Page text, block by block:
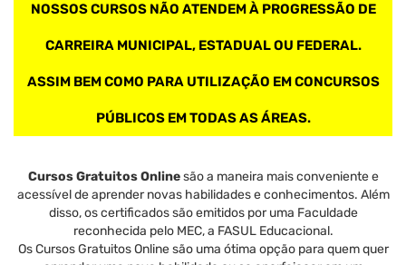
NOSSOS CURSOS NÃO ATENDEM À PROGRESSÃO DE
CARREIRA MUNICIPAL, ESTADUAL OU FEDERAL.
ASSIM BEM COMO PARA UTILIZAÇÃO EM CONCURSOS
PÚBLICOS EM TODAS AS ÁREAS.
Cursos Gratuitos Onlinesão a maneira mais conveniente e
acessível de aprender novas habilidades e conhecimentos. Além
disso, os certificados são emitidos por uma Faculdade
reconhecida pelo MEC, a FASUL Educacional.
Os Cursos Gratuitos Online são uma ótima opção para quem quer